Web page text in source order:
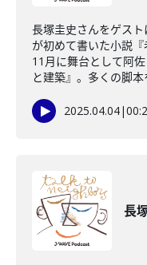
長塚圭史さんをゲス
が初めて書いた小説
11月に舞台として阿
と建築』。多くの脚
2025.04.04|
長